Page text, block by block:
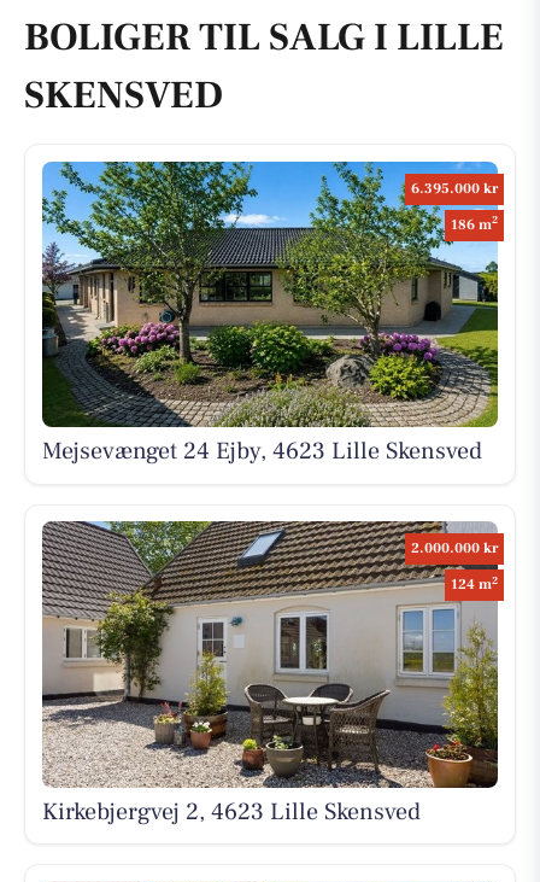
BOLIGER TIL SALG I LILLE
SKENSVED
6.395.000 kr
186 m2
Mejsevænget 24 Ejby, 4623 Lille Skensved
2.000.000 kr
124 m2
Kirkebjergvej 2, 4623 Lille Skensved